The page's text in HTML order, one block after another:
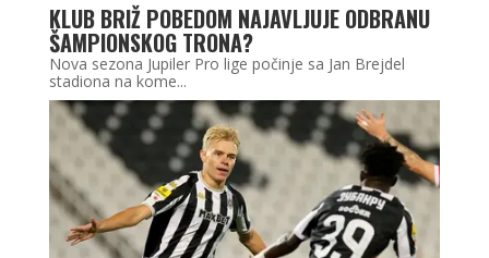
KLUB BRIŽ POBEDOM NAJAVLJUJE ODBRANU
ŠAMPIONSKOG TRONA?
Nova sezona Jupiler Pro lige počinje sa Jan Brejdel
stadiona na kome...